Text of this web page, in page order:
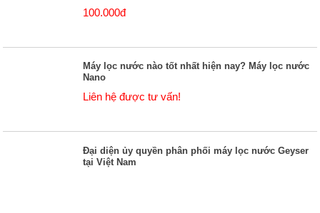
100.000đ
Máy lọc nước nào tốt nhất hiện nay? Máy lọc nước
Nano
Liên hệ được tư vấn!
Đại diện ủy quyền phân phối máy lọc nước Geyser
tại Việt Nam